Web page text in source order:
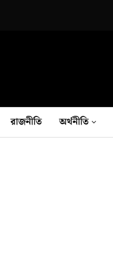
রাজনীতি অর্থনীতি